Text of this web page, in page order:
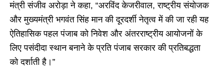
मंत्री संजीव अरोड़ा ने कहा, “अरविंद केजरीवाल, राष्ट्रीय संयोजक
और मुख्यमंत्री भगवंत सिंह मान की दूरदर्शी नेतृत्व में की जा रही यह
ऐतिहासिक पहल पंजाब को निवेश और अंतरराष्ट्रीय आयोजनों के
लिए पसंदीदा स्थान बनाने के प्रति पंजाब सरकार की प्रतिबद्धता
को दर्शाती है।”